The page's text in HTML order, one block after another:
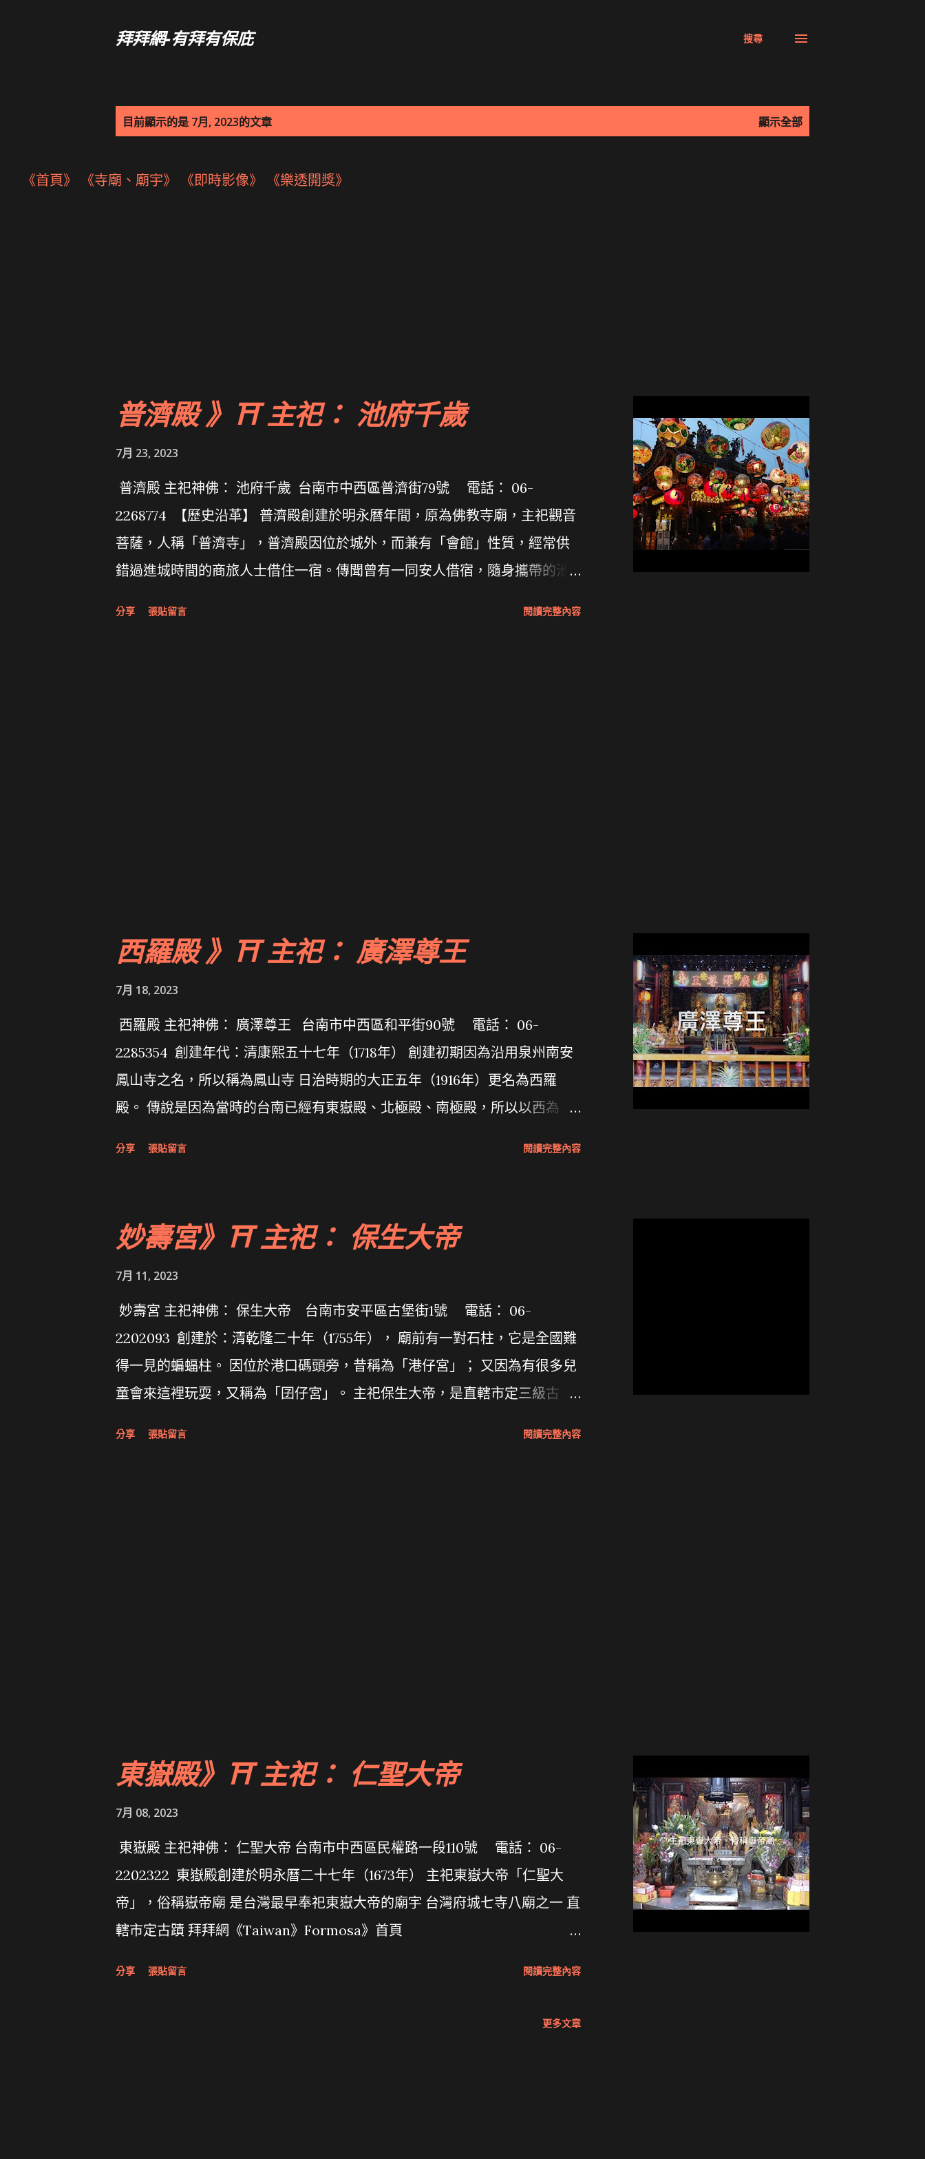
拜拜網-有拜有保庇 搜尋
文
目前顯示的是 7月, 2023的文章 顯示全部
《首頁》 《寺廟、廟宇》 《即時影像》 《樂透開獎》
普濟殿 》⛩ 主祀： 池府千歲
7月 23, 2023
普濟殿 主祀神佛： 池府千歲 台南市中西區普濟街79號 電話： 06-
2268774 【歷史沿革】 普濟殿創建於明永曆年間，原為佛教寺廟，主祀觀音
菩薩，人稱「普濟寺」，普濟殿因位於城外，而兼有「會館」性質，經常供
錯過進城時間的商旅人士借住一宿。傳聞曾有一同安人借宿，隨身攜帶的池
分享 張貼留言 閱讀完整內容
西羅殿 》⛩ 主祀： 廣澤尊王
7月 18, 2023
西羅殿 主祀神佛： 廣澤尊王 台南市中西區和平街90號 電話： 06-
2285354 創建年代：清康熙五十七年（1718年） 創建初期因為沿用泉州南安
鳳山寺之名，所以稱為鳳山寺 日治時期的大正五年（1916年）更名為西羅
殿。 傳說是因為當時的台南已經有東嶽殿、北極殿、南極殿，所以以西為
分享 張貼留言 閱讀完整內容
妙壽宮》⛩ 主祀： 保生大帝
7月 11, 2023
妙壽宮 主祀神佛： 保生大帝 台南市安平區古堡街1號 電話： 06-
2202093 創建於：清乾隆二十年（1755年）， 廟前有一對石柱，它是全國難
得一見的蝙蝠柱。 因位於港口碼頭旁，昔稱為「港仔宮」； 又因為有很多兒
童會來這裡玩耍，又稱為「囝仔宮」。 主祀保生大帝，是直轄市定三級古
分享 張貼留言 閱讀完整內容
東嶽殿》⛩ 主祀： 仁聖大帝
7月 08, 2023
東嶽殿 主祀神佛： 仁聖大帝 台南市中西區民權路一段110號 電話： 06-
2202322 東嶽殿創建於明永曆二十七年（1673年） 主祀東嶽大帝「仁聖大
帝」，俗稱嶽帝廟 是台灣最早奉祀東嶽大帝的廟宇 台灣府城七寺八廟之一 直
轄市定古蹟 拜拜網《Taiwan》Formosa》首頁
分享 張貼留言 閱讀完整內容
更多文章